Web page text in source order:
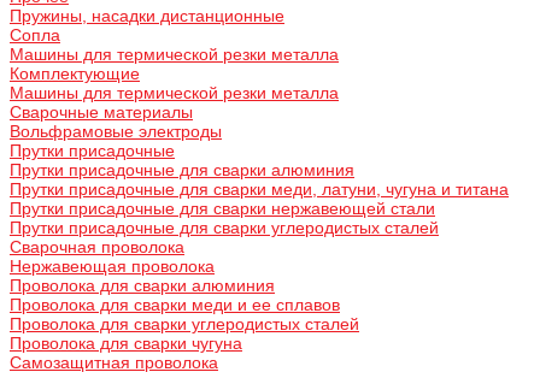
Пружины, насадки дистанционные
Сопла
Машины для термической резки металла
Комплектующие
Машины для термической резки металла
Сварочные материалы
Вольфрамовые электроды
Прутки присадочные
Прутки присадочные для сварки алюминия
Прутки присадочные для сварки меди, латуни, чугуна и титана
Прутки присадочные для сварки нержавеющей стали
Прутки присадочные для сварки углеродистых сталей
Сварочная проволока
Нержавеющая проволока
Проволока для сварки алюминия
Проволока для сварки меди и ее сплавов
Проволока для сварки углеродистых сталей
Проволока для сварки чугуна
Самозащитная проволока